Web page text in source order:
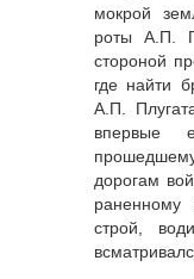
мокрой
роты А.П.
стороной
где найти
А.П.
впервые
дорогам
раненному
строй,